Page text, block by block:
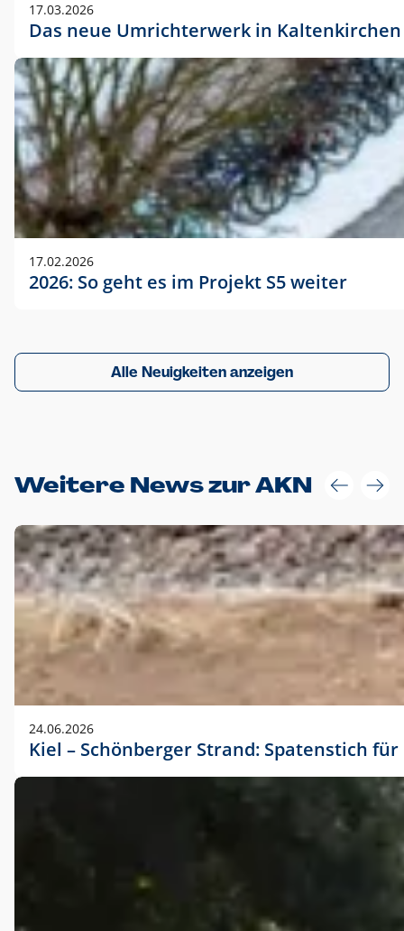
17.03.2026
Das neue Umrichterwerk in Kaltenkirchen
17.02.2026
2026: So geht es im Projekt S5 weiter
Alle Neuigkeiten anzeigen
Weitere News zur AKN
24.06.2026
Kiel – Schönberger Strand: Spatenstich